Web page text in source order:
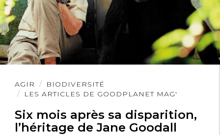
AGIR
BIODIVERSITÉ
LES ARTICLES DE GOODPLANET MAG'
Six mois après sa disparition,
l’héritage de Jane Goodall
Lire
l'article